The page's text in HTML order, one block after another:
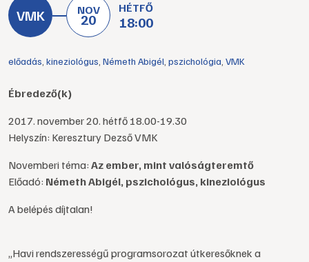
NOV
20
HÉTFŐ
18:00
előadás kineziológus Németh Abigél pszichológia VMK
Ébredező(k)
2017. november 20. hétfő 18.00-19.30
Helyszín: Keresztury Dezső VMK
Novemberi téma: Az ember, mint valóságteremtő
Előadó: Németh Abigél, pszichológus, kineziológus
A belépés díjtalan!
„Havi rendszerességű programsorozat útkeresőknek a